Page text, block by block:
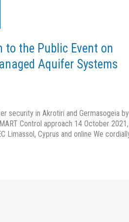
to the Public Event on
Aquifer Systems
security in Akrotiri and Germasogeia by
Control approach 14 October 2021,
Limassol, Cyprus and online We